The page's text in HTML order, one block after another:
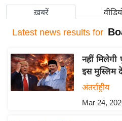
ष्ट्री
अं
र्रा
ष्ट्री
य
ख़बरें
Latest news results for
नहीं
इस मुस्लिम
अंतर्राष्ट्रीय
Mar 24,